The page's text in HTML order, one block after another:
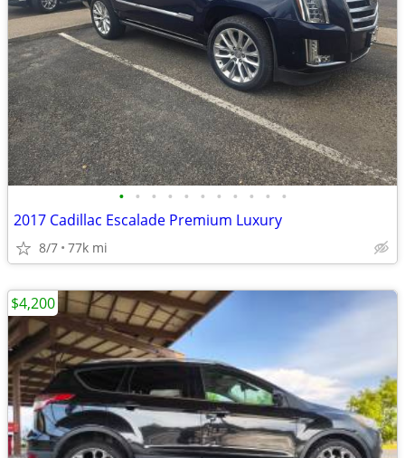
• • • • • • • • • • •
2017 Cadillac Escalade Premium Luxury
8/7 77k mi
$4,200